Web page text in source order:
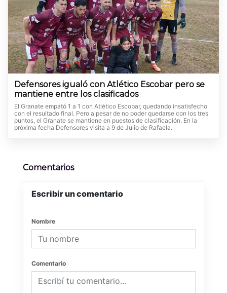
Defensores igualó con Atlético Escobar pero se
mantiene entre los clasificados
El Granate empató 1 a 1 con Atlético Escobar, quedando insatisfecho
con el resultado final. Pero a pesar de no poder quedarse con los tres
puntos, el Granate se mantiene en puestos de clasificación. En la
próxima fecha Defensores visita a 9 de Julio de Rafaela.
Comentarios
Escribir un comentario
Nombre
Comentario